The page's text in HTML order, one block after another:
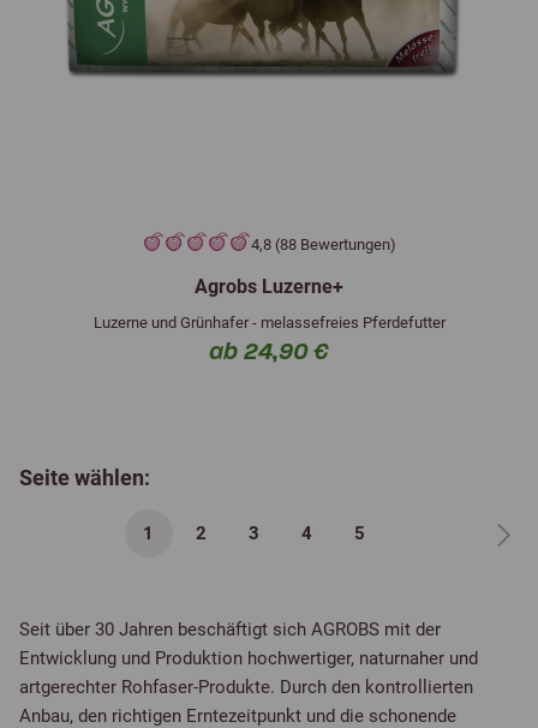
4,8 (88 Bewertungen)
Agrobs Luzerne+
Luzerne und Grünhafer - melassefreies Pferdefutter
ab 24,90 €
Seite wählen:
1 2 3 4 5
Seit über 30 Jahren beschäftigt sich AGROBS mit der
Entwicklung und Produktion hochwertiger, naturnaher und
artgerechter Rohfaser-Produkte. Durch den kontrollierten
Anbau, den richtigen Erntezeitpunkt und die schonende